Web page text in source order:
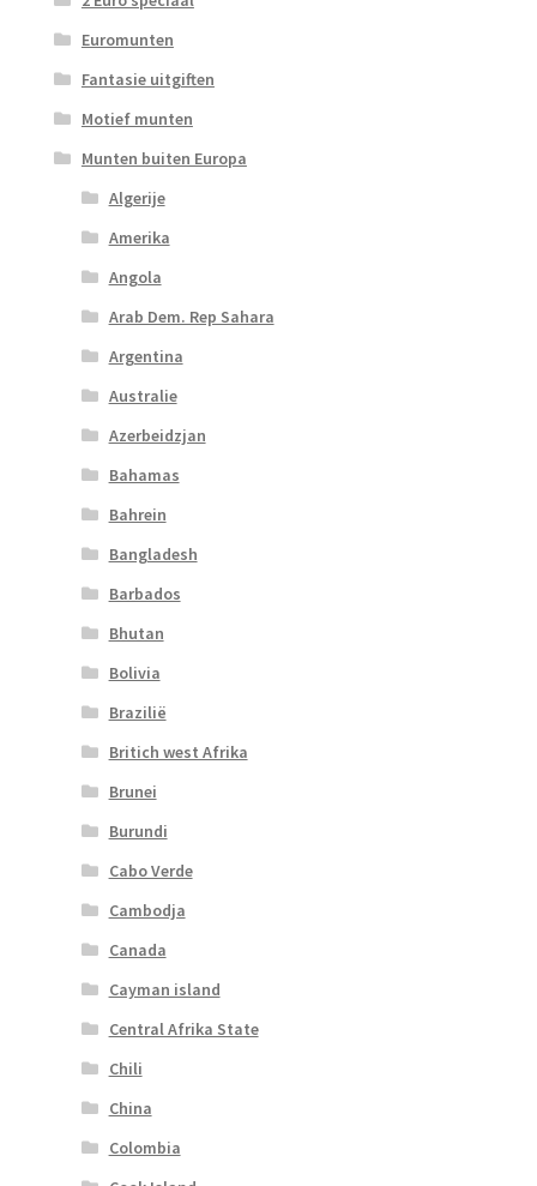
Euromunten
Fantasie uitgiften
Motief munten
Munten buiten Europa
Algerije
Amerika
Angola
Arab Dem. Rep Sahara
Argentina
Australie
Azerbeidzjan
Bahamas
Bahrein
Bangladesh
Barbados
Bhutan
Bolivia
Brazilië
Britich west Afrika
Brunei
Burundi
Cabo Verde
Cambodja
Canada
Cayman island
Central Afrika State
Chili
China
Colombia